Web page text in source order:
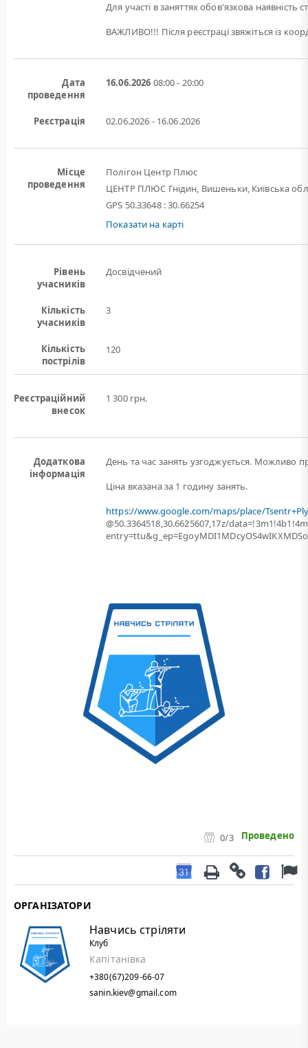
Для участі в заняттях обов'язкова наявність
ВАЖЛИВО!!! Після реєстрацї звяжіться із
Дата
проведення
16.06.2026 08:00 - 20:00
Реєстрація 02.06.2026 - 16.06.2026
Місце
проведення
Полігон Центр Плюс
ЦЕНТР ПЛЮС Гнідин, Вишеньки, Київська
GPS 50.33648 : 30.66254
Показати на карті
Рівень
учасників
Досвідчений
Кількість
учасників
3
Кількість
пострілів
120
Реєстраційний
внесок
1 300 грн.
Додаткова
інформація
День та час занять узгоджується. Можливо
Ціна вказана за 1 годину занять.
https://www.google.com/maps/place/
@50.3364518,30.6625607,17z/
0/3 Проведено
ОРГАНІЗАТОРИ
Навчись стріляти
Клуб
Капітанівка
+380(67)209-66-07
sanin.kiev@gmail.com